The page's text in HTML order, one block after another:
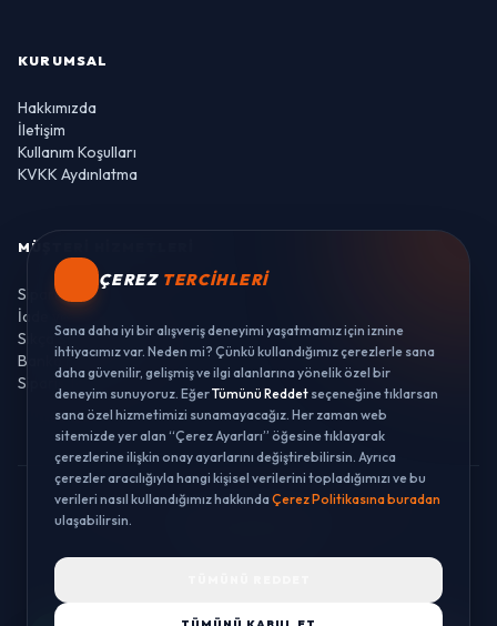
KURUMSAL
Hakkımızda
İletişim
Kullanım Koşulları
KVKK Aydınlatma
MÜŞTERI HIZMETLERI
Sipariş Takibi
İade ve Değişim
Sıkça Sorulan Sorular
Banka Hesaplarımız
Sipariş Takibi
© 2026 LUSTWAY. TÜM HAKLARI SAKLIDIR.
ÇEREZ TERCIHLERI
Sana daha iyi bir alışveriş deneyimi yaşatmamız için iznine
ihtiyacımız var. Neden mi? Çünkü kullandığımız çerezlerle sana
daha güvenilir, gelişmiş ve ilgi alanlarına yönelik özel bir
deneyim sunuyoruz. EğerTümünü Reddet seçeneğine tıklarsan
sana özel hizmetimizi sunamayacağız. Her zaman web
sitemizde yer alan “Çerez Ayarları” öğesine tıklayarak
çerezlerine ilişkin onay ayarlarını değiştirebilirsin. Ayrıca
çerezler aracılığıyla hangi kişisel verilerini topladığımızı ve bu
verileri nasıl kullandığımız hakkındaÇerez Politikasına buradan
ulaşabilirsin.